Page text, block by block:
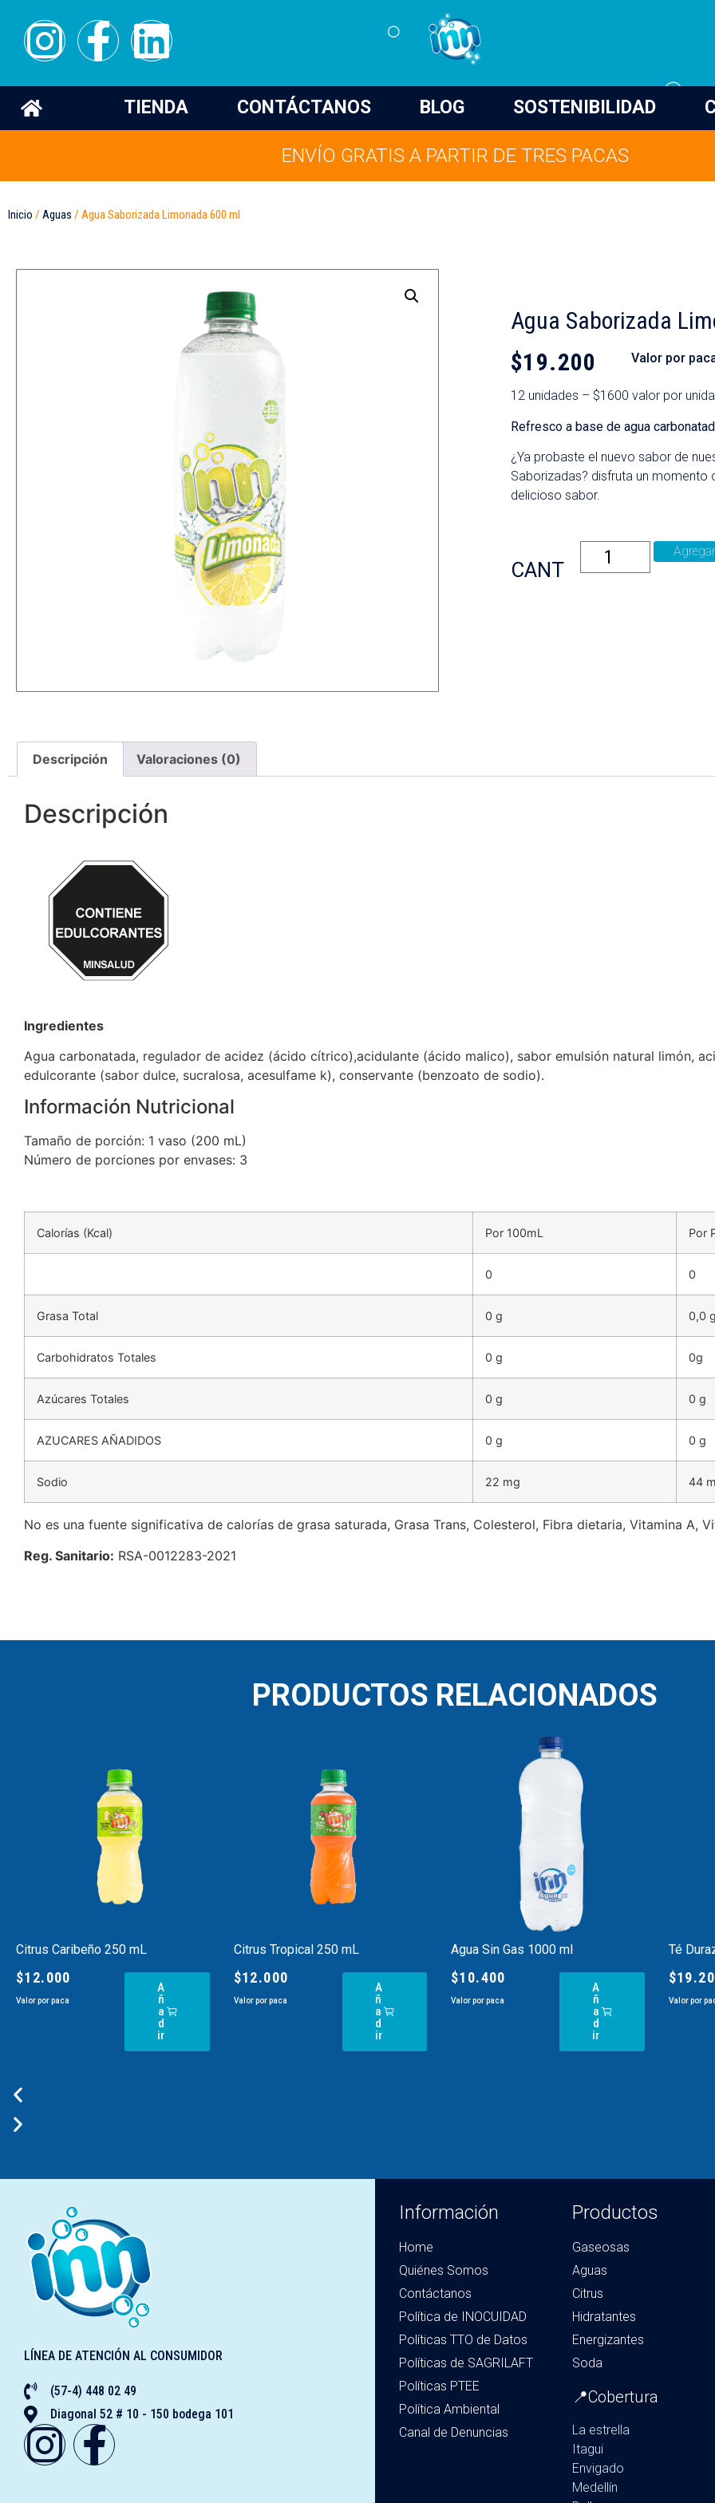
TIENDA CONTÁCTANOS BLOG SOSTENIBILIDAD
ENVÍO GRATIS A PARTIR DE TRES PACAS
Inicio / Aguas / Agua Saborizada Limonada 600 ml
Agua Saborizada
$19.200 Valor por
12 unidades – $1600 valor por
Refresco a base de agua
¿Ya probaste el nuevo sabor de
Saborizadas? disfruta un momento
delicioso sabor.
CANT
Agregar
Descripción Valoraciones (0)
Descripción
Ingredientes
Agua carbonatada, regulador de acidez (ácido cítrico),acidulante (ácido malico), sabor emulsión natural limón,
edulcorante (sabor dulce, sucralosa, acesulfame k), conservante (benzoato de sodio).
Información Nutricional
Tamaño de porción: 1 vaso (200 mL)
Número de porciones por envases: 3
Calorías (Kcal) Por 100mL Por
0 0
Grasa Total 0 g 0,0 g
Carbohidratos Totales 0 g 0g
Azúcares Totales 0 g 0 g
AZUCARES AÑADIDOS 0 g 0 g
Sodio 22 mg 44
No es una fuente significativa de calorías de grasa saturada, Grasa Trans, Colesterol, Fibra dietaria, Vitamina A,
Reg. Sanitario: RSA-0012283-2021
PRODUCTOS RELACIONADOS
Citrus Caribeño 250 mL
$12.000
Valor por paca
A
ñ
a
d
ir
Citrus Tropical 250 mL
$12.000
Valor por paca
A
ñ
a
d
ir
Agua Sin Gas 1000 ml
$10.400
Valor por paca
A
ñ
a
d
ir
Té
$
Valor por
LÍNEA DE ATENCIÓN AL CONSUMIDOR
(57-4) 448 02 49
Diagonal 52 # 10 - 150 bodega 101
Información
Home
Quiénes Somos
Contáctanos
Política de INOCUIDAD
Políticas TTO de Datos
Políticas de SAGRILAFT
Políticas PTEE
Política Ambiental
Canal de Denuncias
Productos
Gaseosas
Aguas
Citrus
Hidratantes
Energizantes
Soda
📍Cobertura
La estrella
Itagui
Envigado
Medellín